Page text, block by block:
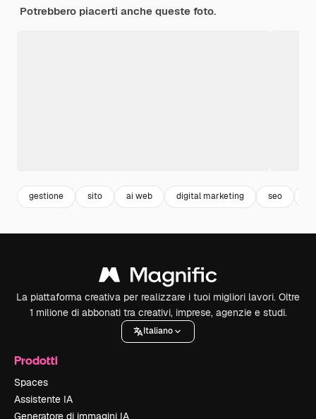
Potrebbero piacerti anche queste foto.
gestione sito ai web digital marketing seo
La piattaforma creativa per realizzare i tuoi migliori lavori. Oltre
1 milione di abbonati tra creativi, imprese, agenzie e studi.
Italiano
Prodotti
Spaces
Assistente IA
Generatore di immagini IA